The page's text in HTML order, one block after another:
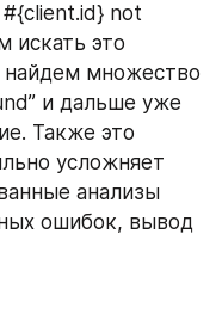
#{client.id} not
искать это
множество
и дальше уже
Также это
усложняет
анализы
ошибок, вывод